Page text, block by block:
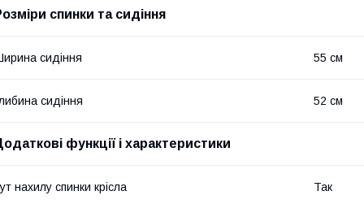
спинки та сидіння
сидіння 55 см
сидіння 52 см
функції і характеристики
нахилу спинки крісла Так